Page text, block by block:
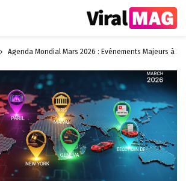
Agenda Mondial Mars 2026 : Événements Majeurs à